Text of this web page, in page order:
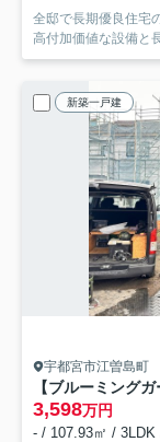
全邸で長期優良住宅
高付加価値な設備と
新築一戸建
宇都宮市江曽島町
3,598万円
- / 107.93㎡ / 3LDK